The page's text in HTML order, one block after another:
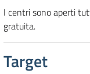
I centri sono aperti
gratuita.
Target